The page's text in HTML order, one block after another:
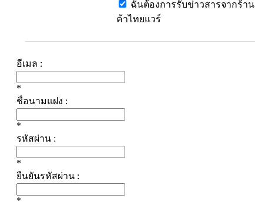
ฉันต้องการรับข่าวสารจากร้าน
ค้าไทยแวร์
อีเมล :
*
ชื่อนามแฝง :
*
รหัสผ่าน :
*
ยืนยันรหัสผ่าน :